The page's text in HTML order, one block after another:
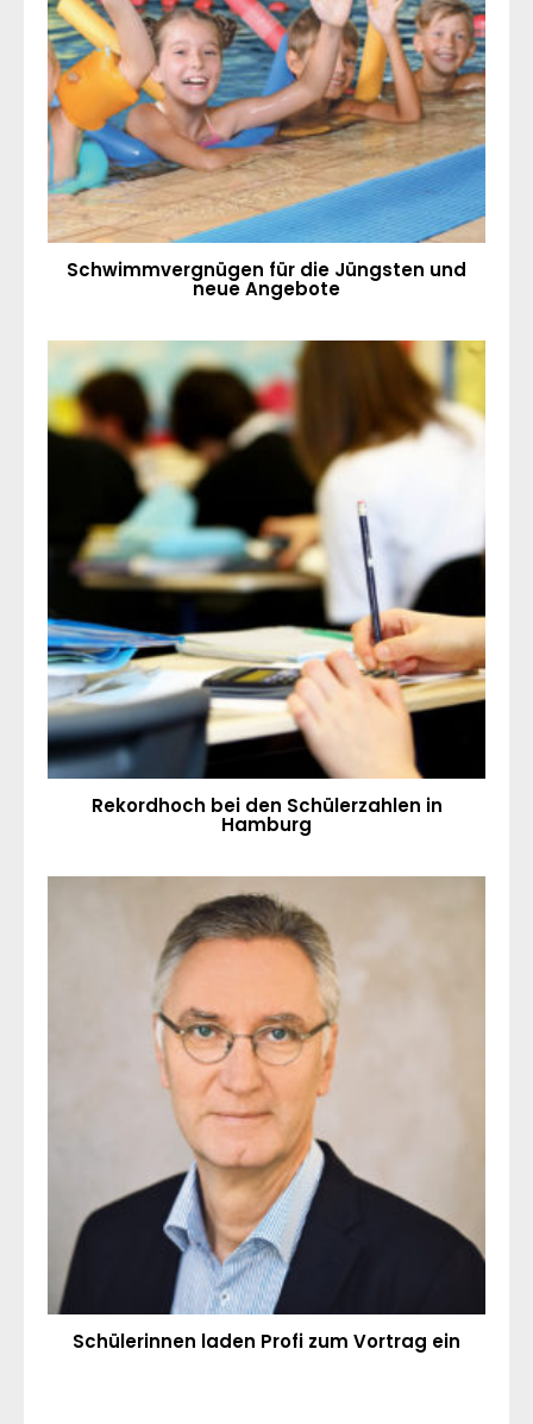
Schwimmvergnügen für die Jüngsten und
neue Angebote
Rekordhoch bei den Schülerzahlen in
Hamburg
Schülerinnen laden Profi zum Vortrag ein